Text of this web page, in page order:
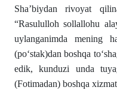
Sha’biydan rivoyat
“Rasululloh sollallohu
uylanganimda mening
(po‘stak)dan boshqa
edik, kunduzi unda
(Fotimadan) boshqa